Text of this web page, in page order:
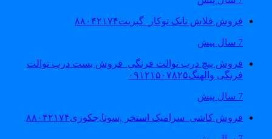
فروش فلاش تانک توکار_گبریت۸۸۰۴۲۱۷۴
فروش پیچ درب توالت فرنگی_فروش بست درب توالت
فرنگی والهنگ۰۹۱۲۱۵۰۷۸۲۵
فروش کاشی_سرامیک استخر ,سونا,جکوزی۸۸۰۴۲۱۷۴